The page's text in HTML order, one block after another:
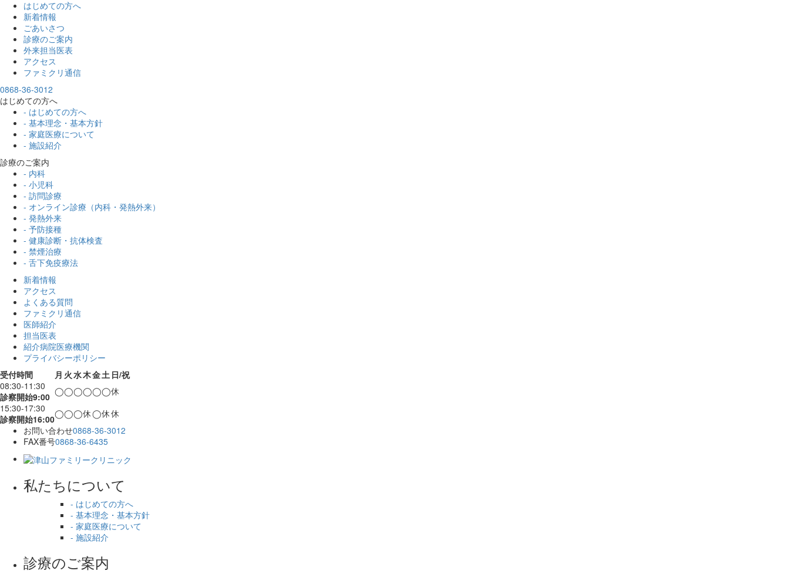
はじめての方へ
新着情報
ごあいさつ
診療のご案内
外来担当医表
アクセス
ファミクリ通信
0868-36-3012
はじめての方へ
- はじめての方へ
- 基本理念・基本方針
- 家庭医療について
- 施設紹介
診療のご案内
- 内科
- 小児科
- 訪問診療
- オンライン診療（内科・発熱外来）
- 発熱外来
- 予防接種
- 健康診断・抗体検査
- 禁煙治療
- 舌下免疫療法
新着情報
アクセス
よくある質問
ファミクリ通信
医師紹介
担当医表
紹介病院医療機関
プライバシーポリシー
受付時間
月 火水木金土 日/祝
08:30-11:30
診察開始9:00 ◯◯◯◯◯◯休
15:30-17:30
診察開始16:00◯◯◯休◯休休
お問い合わせ0868-36-3012
FAX番号0868-36-6435
私たちについて
- はじめての方へ
- 基本理念・基本方針
- 家庭医療について
- 施設紹介
診療のご案内